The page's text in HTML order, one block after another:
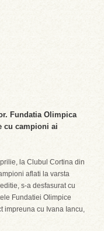
Fundatia Olimpica
cu campioni ai
la Clubul Cortina din
aflati la varsta
s-a desfasurat cu
Fundatiei Olimpice
impreuna cu Ivana Iancu,